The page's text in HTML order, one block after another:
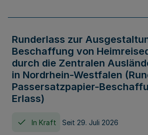
Runderlass zur
Beschaffung von
durch die Zentralen
in Nordrhein-Westfalen
Passersatzpapier-
Erlass)
In Kraft Seit 29. Juli 2026